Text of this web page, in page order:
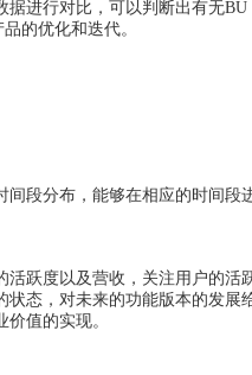
据进行对比，可以判断出有无BU
的优化和迭代。
间段分布，能够在相应的时间段
活跃度以及营收，关注用户的活
状态，对未来的功能版本的发展
值的实现。